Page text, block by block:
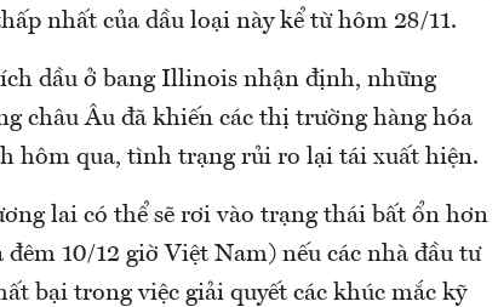
nhất của dầu loại này kể từ hôm 28/11.
dầu ở bang Illinois nhận định, những
châu Âu đã khiến các thị trường hàng hóa
hôm qua, tình trạng rủi ro lại tái xuất hiện.
lai có thể sẽ rơi vào trạng thái bất ổn hơn
10/12 giờ Việt Nam) nếu các nhà đầu tư
bại trong việc giải quyết các khúc mắc kỹ